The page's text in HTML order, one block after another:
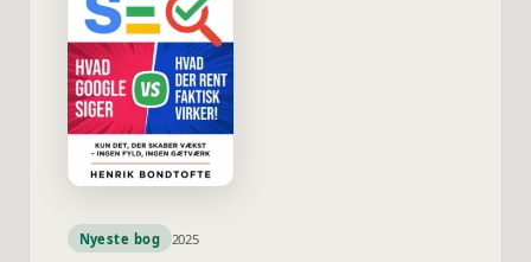
Nyeste bog 2025